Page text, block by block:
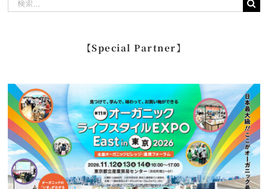
【Special Partner】